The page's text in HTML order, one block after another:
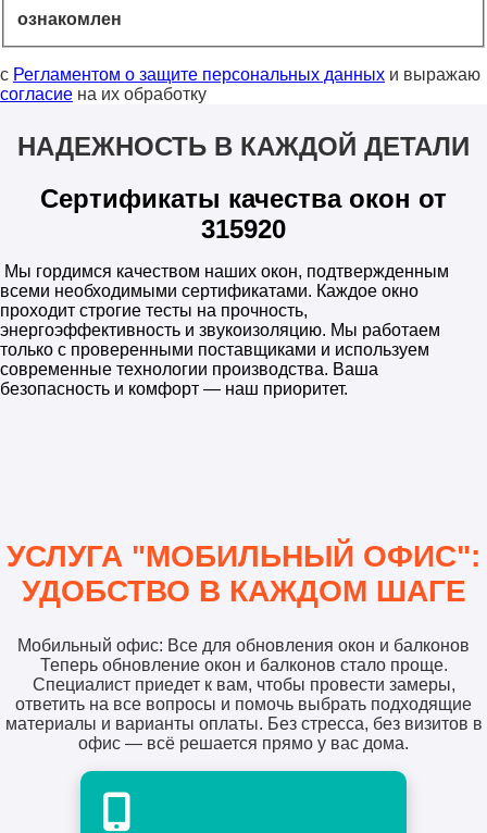
ознакомлен
с Регламентом о защите персональных данных и выражаю
согласие на их обработку
НАДЕЖНОСТЬ В КАЖДОЙ ДЕТАЛИ
Сертификаты качества окон от
315920
Мы гордимся качеством наших окон, подтвержденным
всеми необходимыми сертификатами. Каждое окно
проходит строгие тесты на прочность,
энергоэффективность и звукоизоляцию. Мы работаем
только с проверенными поставщиками и используем
современные технологии производства. Ваша
безопасность и комфорт — наш приоритет.
УСЛУГА "МОБИЛЬНЫЙ ОФИС":
УДОБСТВО В КАЖДОМ ШАГЕ
Мобильный офис: Все для обновления окон и балконов
Теперь обновление окон и балконов стало проще.
Специалист приедет к вам, чтобы провести замеры,
ответить на все вопросы и помочь выбрать подходящие
материалы и варианты оплаты. Без стресса, без визитов в
офис — всё решается прямо у вас дома.